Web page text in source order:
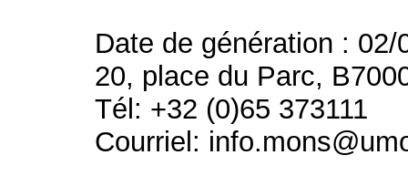
Date de génération : 02/
20, place du Parc,
Tél: +32 (0)65 373111
Courriel: